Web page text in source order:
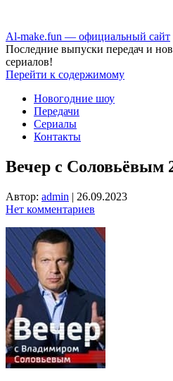
Аl-make.fun — официальный сайт
Последние выпуски передач и
сериалов!
Перейти к содержимому
Новогодние шоу
Передачи
Сериалы
Контакты
Вечер с Соловьёвым
Автор: admin | 26.09.2023
Нет комментариев